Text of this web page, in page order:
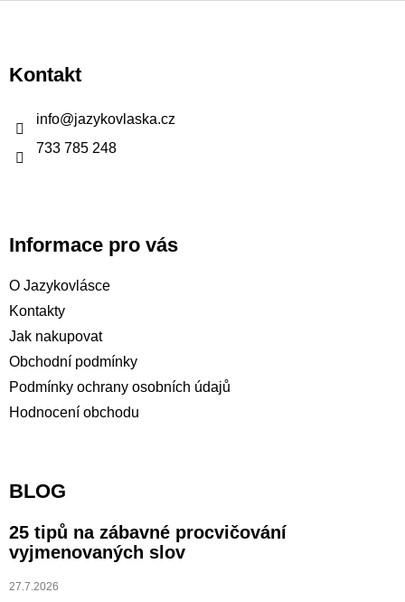
p
aKontakt
info@jazykovlaska.cz
733 785 248
Informace pro vás
O Jazykovlásce
Kontakty
Jak nakupovat
Obchodní podmínky
Podmínky ochrany osobních údajů
Hodnocení obchodu
BLOG
25 tipů na zábavné procvičování
vyjmenovaných slov
27.7.2026